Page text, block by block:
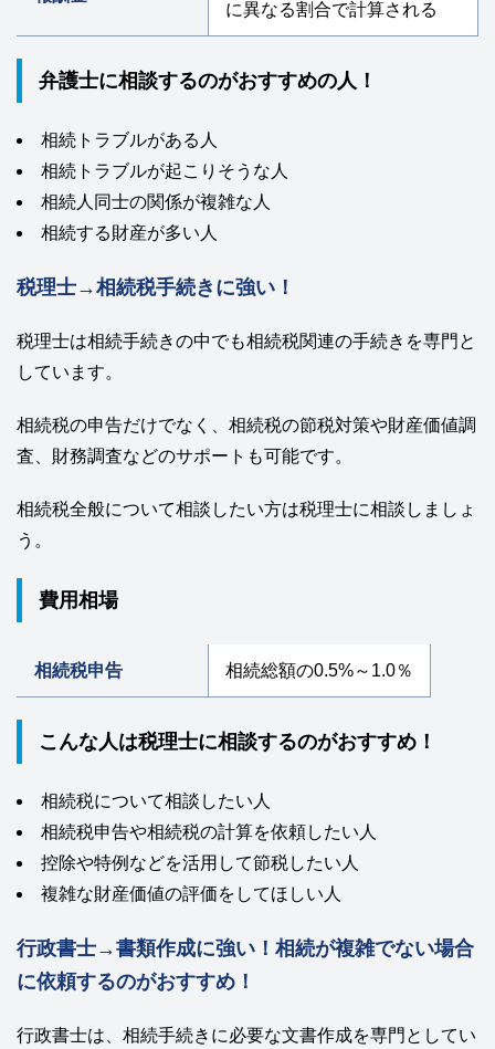
に異なる割合で計算される
弁護士に相談するのがおすすめの人！
相続トラブルがある人
相続トラブルが起こりそうな人
相続人同士の関係が複雑な人
相続する財産が多い人
税理士→相続税手続きに強い！
税理士は相続手続きの中でも相続税関連の手続きを専門と
しています。
相続税の申告だけでなく、相続税の節税対策や財産価値調
査、財務調査などのサポートも可能です。
相続税全般について相談したい方は税理士に相談しましょ
う。
費用相場
相続税申告 相続総額の0.5%～1.0％
こんな人は税理士に相談するのがおすすめ！
相続税について相談したい人
相続税申告や相続税の計算を依頼したい人
控除や特例などを活用して節税したい人
複雑な財産価値の評価をしてほしい人
行政書士→書類作成に強い！相続が複雑でない場合
に依頼するのがおすすめ！
行政書士は、相続手続きに必要な文書作成を専門としてい